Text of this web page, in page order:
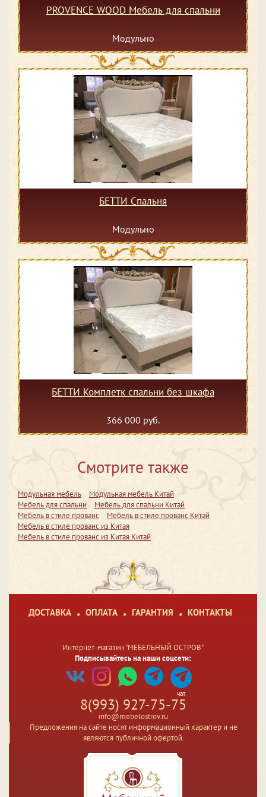
PROVENCE WOOD Мебель для спальни
Модульно
БЕТТИ Спальня
Модульно
БЕТТИ Комплетк спальни без шкафа
366 000 руб.
Смотрите также
Модульная мебель
Модульная мебель Китай
Мебель для спальни
Мебель для спальни Китай
Мебель в стиле прованс
Мебель в стиле прованс Китай
Мебель в стиле прованс из Китая
Мебель в стиле прованс из Китая Китай
ДОСТАВКА ОПЛАТА ГАРАНТИЯ КОНТАКТЫ
Интернет-магазин "МЕБЕЛЬНЫЙ ОСТРОВ"
Подписывайтесь на наши соцсети:
чат
8(993) 927-75-75
info@mebelostrov.ru
Предложения на сайте носят информационный характер и не
являются публичной офертой.